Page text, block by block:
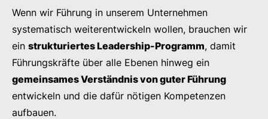
Wenn wir Führung in unserem Unternehmen
systematisch weiterentwickeln wollen, brauchen wir
ein strukturiertes Leadership-Programm, damit
Führungskräfte über alle Ebenen hinweg ein
gemeinsames Verständnis von guter Führung
entwickeln und die dafür nötigen Kompetenzen
aufbauen.